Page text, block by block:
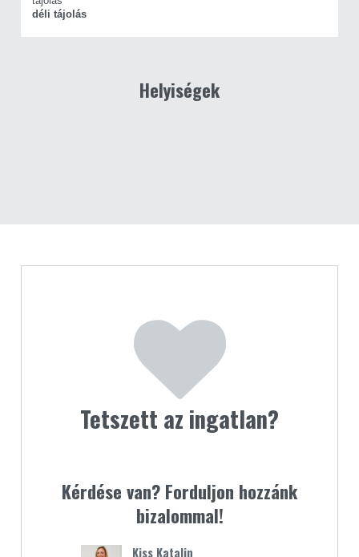
déli tájolás
Helyiségek
Tetszett az ingatlan?
Kérdése van? Forduljon hozzánk
bizalommal!
Kiss Katalin